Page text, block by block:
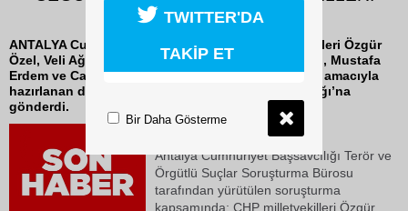
HAKKINDA FEZLEKE
ANTALYA Cumhuriyet Başsavcılığı, CHP milletvekilleri Özgür
Özel, Veli Ağbaba, Ali Mahir Başarır, Umut Akdoğan, Mustafa
Erdem ve Cavit Arı hakkında fezleke düzenlenmesi amacıyla
hazırlanan dosyayı, Ankara Cumhuriyet Başsavcılığı’na
gönderdi.
Antalya Cumhuriyet Başsavcılığı Terör ve
Örgütlü Suçlar Soruşturma Bürosu
tarafından yürütülen soruşturma
kapsamında; CHP milletvekilleri Özgür
TWITTER'DA
TAKİP ET
Bir Daha Gösterme